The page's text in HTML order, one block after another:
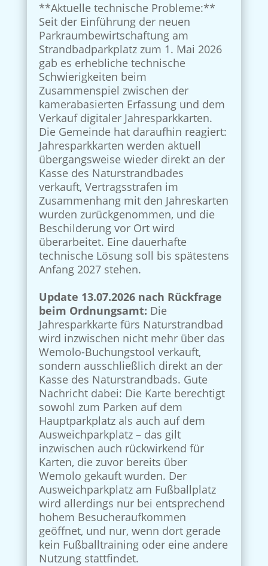
**Aktuelle technische Probleme:**
Seit der Einführung der neuen
Parkraumbewirtschaftung am
Strandbadparkplatz zum 1. Mai 2026
gab es erhebliche technische
Schwierigkeiten beim
Zusammenspiel zwischen der
kamerabasierten Erfassung und dem
Verkauf digitaler Jahresparkkarten.
Die Gemeinde hat daraufhin reagiert:
Jahresparkkarten werden aktuell
übergangsweise wieder direkt an der
Kasse des Naturstrandbades
verkauft, Vertragsstrafen im
Zusammenhang mit den Jahreskarten
wurden zurückgenommen, und die
Beschilderung vor Ort wird
überarbeitet. Eine dauerhafte
technische Lösung soll bis spätestens
Anfang 2027 stehen.
Update 13.07.2026 nach Rückfrage
beim Ordnungsamt: Die
Jahresparkkarte fürs Naturstrandbad
wird inzwischen nicht mehr über das
Wemolo-Buchungstool verkauft,
sondern ausschließlich direkt an der
Kasse des Naturstrandbads. Gute
Nachricht dabei: Die Karte berechtigt
sowohl zum Parken auf dem
Hauptparkplatz als auch auf dem
Ausweichparkplatz – das gilt
inzwischen auch rückwirkend für
Karten, die zuvor bereits über
Wemolo gekauft wurden. Der
Ausweichparkplatz am Fußballplatz
wird allerdings nur bei entsprechend
hohem Besucheraufkommen
geöffnet, und nur, wenn dort gerade
kein Fußballtraining oder eine andere
Nutzung stattfindet.